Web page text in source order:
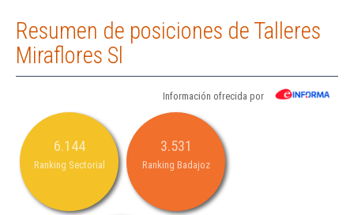
Resumen de posiciones de Talleres
Miraflores Sl
Información ofrecida por
6.144
Ranking Sectorial
3.531
Ranking Badajoz